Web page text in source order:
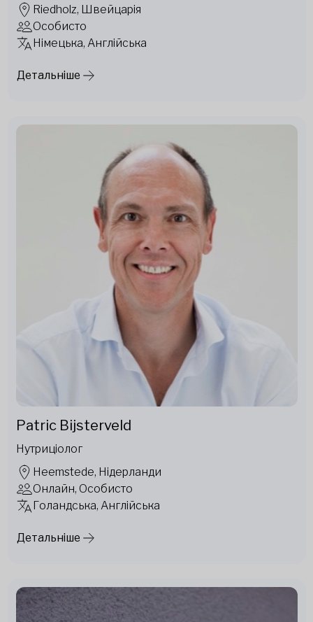
Riedholz, Швейцарія
Особисто
Німецька, Англійська
Детальніше
Patric Bijsterveld
Нутриціолог
Heemstede, Нідерланди
Онлайн, Особисто
Голандська, Англійська
Детальніше